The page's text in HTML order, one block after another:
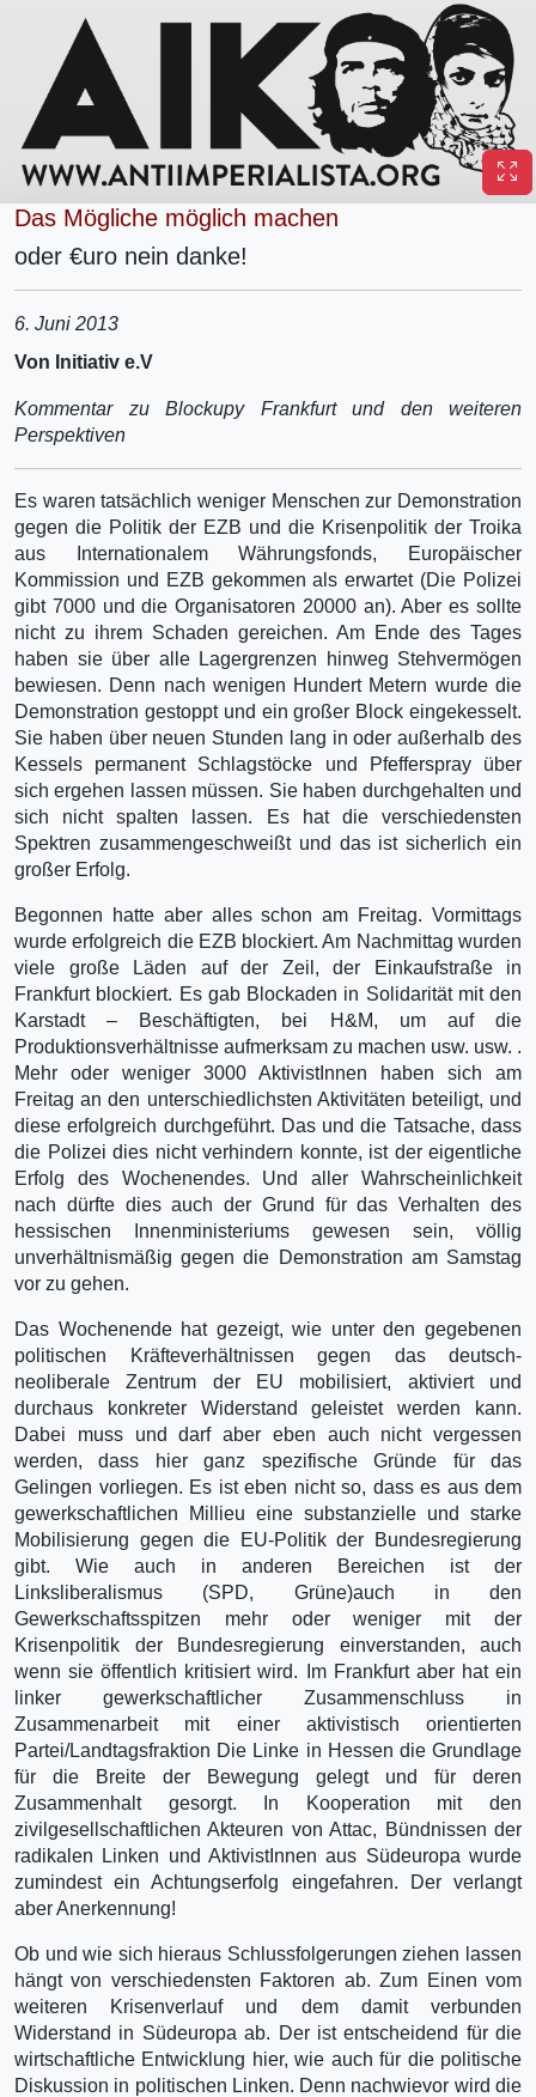
Das Mögliche möglich machen
oder €uro nein danke!
6. Juni 2013
Von Initiativ e.V
Kommentar zu Blockupy Frankfurt und den weiteren
Perspektiven
Es waren tatsächlich weniger Menschen zur Demonstration
gegen die Politik der EZB und die Krisenpolitik der Troika
aus Internationalem Währungsfonds, Europäischer
Kommission und EZB gekommen als erwartet (Die Polizei
gibt 7000 und die Organisatoren 20000 an). Aber es sollte
nicht zu ihrem Schaden gereichen. Am Ende des Tages
haben sie über alle Lagergrenzen hinweg Stehvermögen
bewiesen. Denn nach wenigen Hundert Metern wurde die
Demonstration gestoppt und ein großer Block eingekesselt.
Sie haben über neuen Stunden lang in oder außerhalb des
Kessels permanent Schlagstöcke und Pfefferspray über
sich ergehen lassen müssen. Sie haben durchgehalten und
sich nicht spalten lassen. Es hat die verschiedensten
Spektren zusammengeschweißt und das ist sicherlich ein
großer Erfolg.
Begonnen hatte aber alles schon am Freitag. Vormittags
wurde erfolgreich die EZB blockiert. Am Nachmittag wurden
viele große Läden auf der Zeil, der Einkaufstraße in
Frankfurt blockiert. Es gab Blockaden in Solidarität mit den
Karstadt – Beschäftigten, bei H&M, um auf die
Produktionsverhältnisse aufmerksam zu machen usw. usw. .
Mehr oder weniger 3000 AktivistInnen haben sich am
Freitag an den unterschiedlichsten Aktivitäten beteiligt, und
diese erfolgreich durchgeführt. Das und die Tatsache, dass
die Polizei dies nicht verhindern konnte, ist der eigentliche
Erfolg des Wochenendes. Und aller Wahrscheinlichkeit
nach dürfte dies auch der Grund für das Verhalten des
hessischen Innenministeriums gewesen sein, völlig
unverhältnismäßig gegen die Demonstration am Samstag
vor zu gehen.
Das Wochenende hat gezeigt, wie unter den gegebenen
politischen Kräfteverhältnissen gegen das deutsch-
neoliberale Zentrum der EU mobilisiert, aktiviert und
durchaus konkreter Widerstand geleistet werden kann.
Dabei muss und darf aber eben auch nicht vergessen
werden, dass hier ganz spezifische Gründe für das
Gelingen vorliegen. Es ist eben nicht so, dass es aus dem
gewerkschaftlichen Millieu eine substanzielle und starke
Mobilisierung gegen die EU-Politik der Bundesregierung
gibt. Wie auch in anderen Bereichen ist der
Linksliberalismus (SPD, Grüne)auch in den
Gewerkschaftsspitzen mehr oder weniger mit der
Krisenpolitik der Bundesregierung einverstanden, auch
wenn sie öffentlich kritisiert wird. Im Frankfurt aber hat ein
linker gewerkschaftlicher Zusammenschluss in
Zusammenarbeit mit einer aktivistisch orientierten
Partei/Landtagsfraktion Die Linke in Hessen die Grundlage
für die Breite der Bewegung gelegt und für deren
Zusammenhalt gesorgt. In Kooperation mit den
zivilgesellschaftlichen Akteuren von Attac, Bündnissen der
radikalen Linken und AktivistInnen aus Südeuropa wurde
zumindest ein Achtungserfolg eingefahren. Der verlangt
aber Anerkennung!
Ob und wie sich hieraus Schlussfolgerungen ziehen lassen
hängt von verschiedensten Faktoren ab. Zum Einen vom
weiteren Krisenverlauf und dem damit verbunden
Widerstand in Südeuropa ab. Der ist entscheidend für die
wirtschaftliche Entwicklung hier, wie auch für die politische
Diskussion in politischen Linken. Denn nachwievor wird die